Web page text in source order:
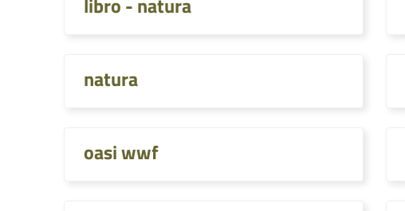
natura
oasi wwf